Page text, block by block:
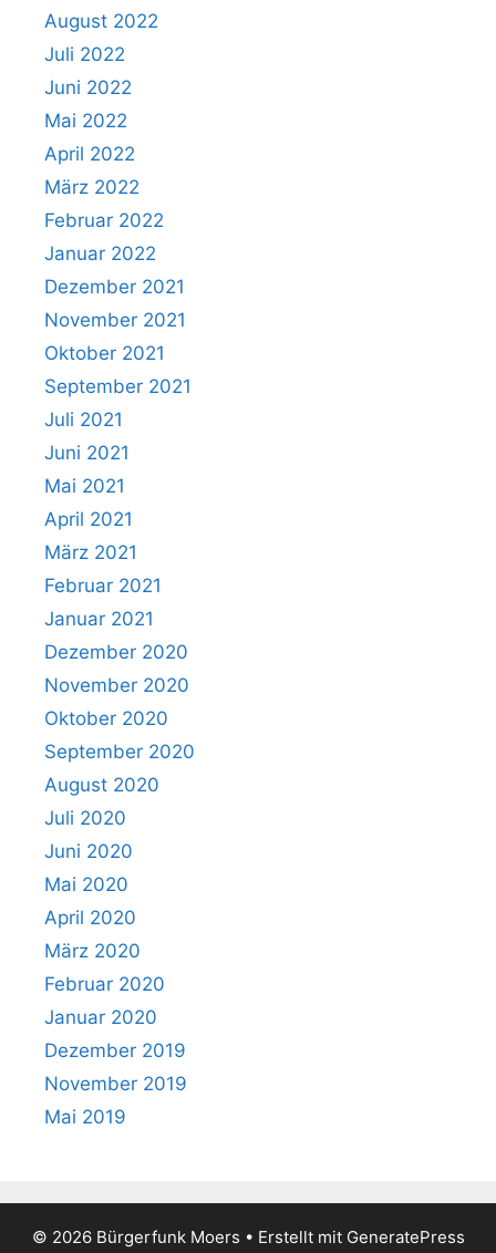
August 2022
Juli 2022
Juni 2022
Mai 2022
April 2022
März 2022
Februar 2022
Januar 2022
Dezember 2021
November 2021
Oktober 2021
September 2021
Juli 2021
Juni 2021
Mai 2021
April 2021
März 2021
Februar 2021
Januar 2021
Dezember 2020
November 2020
Oktober 2020
September 2020
August 2020
Juli 2020
Juni 2020
Mai 2020
April 2020
März 2020
Februar 2020
Januar 2020
Dezember 2019
November 2019
Mai 2019
© 2026 Bürgerfunk Moers • Erstellt mit GeneratePress